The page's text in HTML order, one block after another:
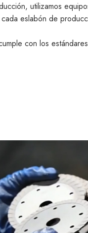
utilizamos
eslabón de
con los